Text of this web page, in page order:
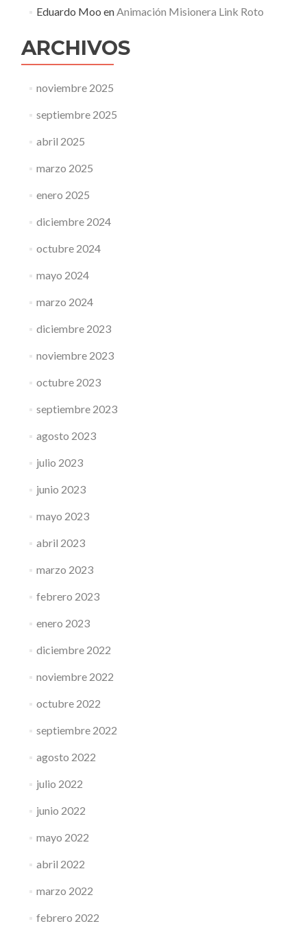
Eduardo Moo enAnimación Misionera Link Roto
ARCHIVOS
noviembre 2025
septiembre 2025
abril 2025
marzo 2025
enero 2025
diciembre 2024
octubre 2024
mayo 2024
marzo 2024
diciembre 2023
noviembre 2023
octubre 2023
septiembre 2023
agosto 2023
julio 2023
junio 2023
mayo 2023
abril 2023
marzo 2023
febrero 2023
enero 2023
diciembre 2022
noviembre 2022
octubre 2022
septiembre 2022
agosto 2022
julio 2022
junio 2022
mayo 2022
abril 2022
marzo 2022
febrero 2022